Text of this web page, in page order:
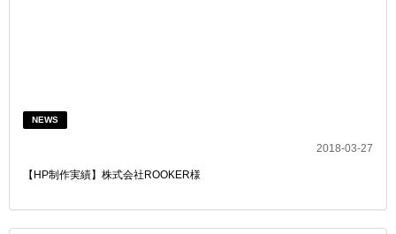
NEWS
2018-03-27
【HP制作実績】株式会社ROOKER様